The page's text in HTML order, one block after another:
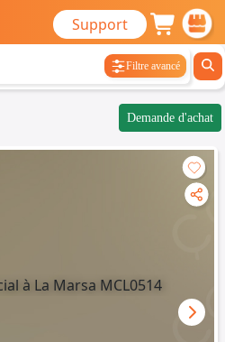
Support
Filtre avancé
Demande d'achat